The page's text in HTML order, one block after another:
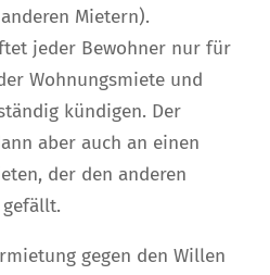
Mietern).
jeder Bewohner nur für
Wohnungsmiete und
kündigen. Der
aber auch an einen
der den anderen
gegen den Willen